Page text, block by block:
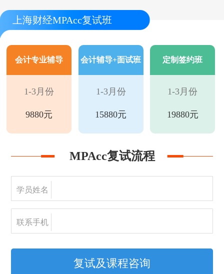
上海财经MPAcc复试班
会计专业辅导
1-3月份
9880元
会计辅导+面试班
1-3月份
15880元
定制签约班
1-3月份
19880元
MPAcc复试流程
学员姓名
联系手机
复试及课程咨询